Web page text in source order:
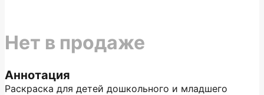
Аннотация
Раскраска для детей дошкольного и младшего
Нет в продаже